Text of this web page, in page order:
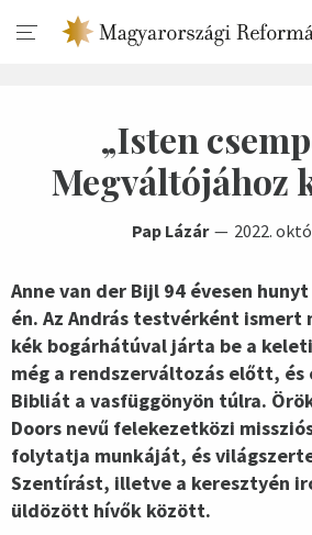
„Isten
Megváltójához
Pap Lázár 2022.
Anne van der Bijl 94 évesen
én. Az András testvérként ismert
kék bogárhátúval járta be a
még a rendszerváltozás előtt, és
Bibliát a vasfüggönyön túlra.
Doors nevű felekezetközi
folytatja munkáját, és
Szentírást, illetve a keresztyén
üldözött hívők között.